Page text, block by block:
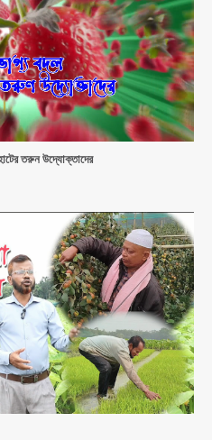
তরুন উদ্যোক্তাদের